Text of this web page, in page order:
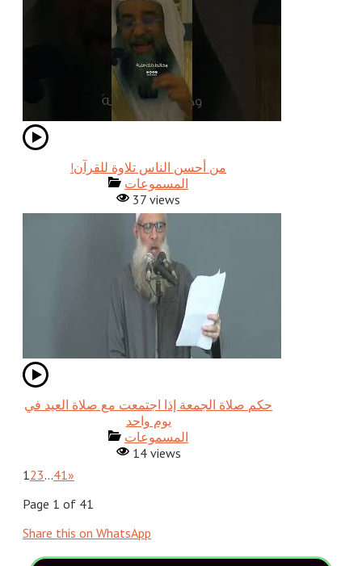
!من أحسن الناس تلاوة للقرآن
المسموعات
37 views
حكم صلاة الجمعة إذا اجتمعت مع صلاة العيد في
يوم واحد
المسموعات
14 views
123…41»
Page 1 of 41
Share this on WhatsApp